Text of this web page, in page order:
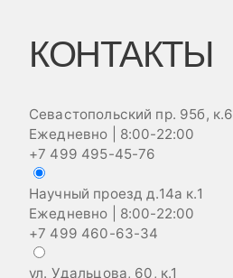
КОНТАКТЫ
Севастопольский пр. 95б, к.6
Ежедневно | 8:00-22:00
+7 499 495-45-76
Научный проезд д.14а к.1
Ежедневно | 8:00-22:00
+7 499 460-63-34
ул. Удальцова, 60, к.1